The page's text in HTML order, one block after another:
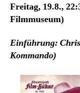
Freitag, 19.8.,
Filmmuseum)
Einführung:
Kommando)